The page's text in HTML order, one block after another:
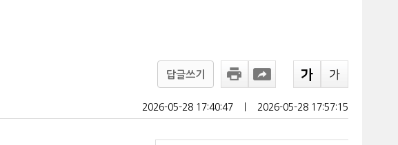
답글쓰기
2026-05-28 17:40:47 2026-05-28 17:57:15